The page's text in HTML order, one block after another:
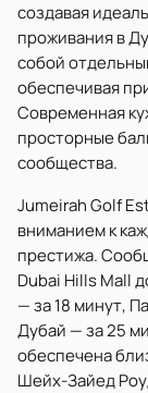
создавая
проживания в
собой
обеспечивая
Современная
просторные
сообщества.
Jumeirah Golf
вниманием к
престижа.
Dubai Hills Mall
— за 18 минут,
Дубай — за 25
обеспечена
Шейх-Зайед